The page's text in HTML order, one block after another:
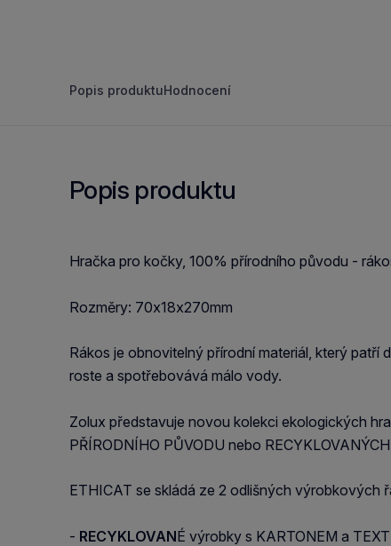
Popis produktuHodnocení
Popis produktu
Hračka pro kočky, 100% přírodního původu -
Rozměry: 70x18x270mm
Rákos je obnovitelný přírodní materiál, který patří
roste a spotřebovává málo vody.
Zolux představuje novou kolekci ekologických
PŘÍRODNÍHO PŮVODU nebo
ETHICAT se skládá ze 2 odlišných výrobkových
- RECYKLOVANÉ výrobky s KARTONEM a